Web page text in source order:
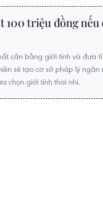
100 triệu đồng
cân bằng giới tính và đưa
sẽ tạo cơ sở pháp lý ngăn
chọn giới tính thai nhi.